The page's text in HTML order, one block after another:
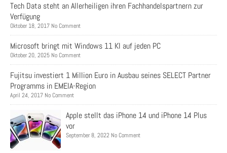
Tech Data steht an Allerheiligen ihren Fachhandelspartnern zur
Verfügung
Oktober 18, 2017 No Comment
Microsoft bringt mit Windows 11 KI auf jeden PC
Oktober 20, 2025 No Comment
Fujitsu investiert 1 Million Euro in Ausbau seines SELECT Partner
Programms in EMEIA-Region
April 24, 2017 No Comment
Apple stellt das iPhone 14 und iPhone 14 Plus
vor
September 8, 2022 No Comment